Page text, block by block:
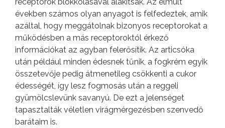
években számos olyan anyagot is felfedeztek, amik
azáltal, hogy meggátolnak bizonyos receptorokat a
működésben a más receptoroktól érkező
információkat az agyban felerősítik. Az articsóka
után például minden édesnek tűnik, a fogkrém egyik
összetevője pedig átmenetileg csökkenti a cukor
édességét, így lesz fogmosás után a reggeli
gyümölcslevünk savanyú. De ezt a jelenséget
tapasztalták véletlen virágmérgezésben szenvedő
barátaim is.